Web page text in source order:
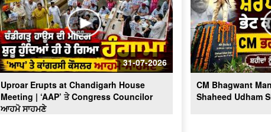
31-07-2026
Uproar Erupts at Chandigarh House
Meeting | ‘AAP’ ਤੇ Congress Councilor
ਆਹਮੋ ਸਾਹਮਣੇ
CM Bhagwant
Shaheed Udham